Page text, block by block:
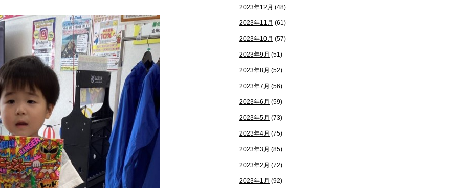
2023年12月 (48)
2023年11月 (61)
2023年10月 (57)
2023年9月 (51)
2023年8月 (52)
2023年7月 (56)
2023年6月 (59)
2023年5月 (73)
2023年4月 (75)
2023年3月 (85)
2023年2月 (72)
2023年1月 (92)